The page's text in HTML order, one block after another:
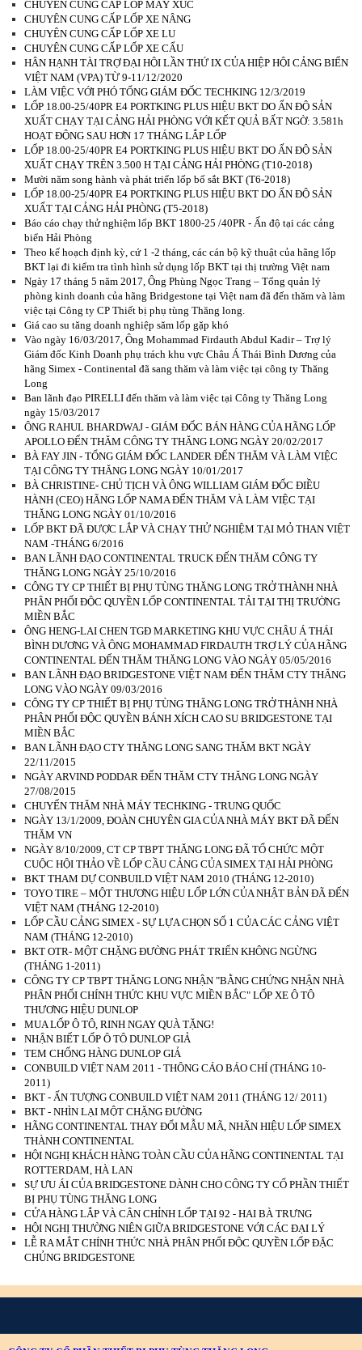
CHUYÊN CUNG CẤP LỐP MÁY XÚC
CHUYÊN CUNG CẤP LỐP XE NÂNG
CHUYÊN CUNG CẤP LỐP XE LU
CHUYÊN CUNG CẤP LỐP XE CẨU
HÂN HẠNH TÀI TRỢ ĐẠI HỘI LẦN THỨ IX CỦA HIỆP HỘI CẢNG BIỂN
VIỆT NAM (VPA) TỪ 9-11/12/2020
LÀM VIỆC VỚI PHÓ TỔNG GIÁM ĐỐC TECHKING 12/3/2019
LỐP 18.00-25/40PR E4 PORTKING PLUS HIỆU BKT DO ẤN ĐỘ SẢN
XUẤT CHẠY TẠI CẢNG HẢI PHÒNG VỚI KẾT QUẢ BẤT NGỜ: 3.581h
HOẠT ĐỘNG SAU HƠN 17 THÁNG LẮP LỐP
LỐP 18.00-25/40PR E4 PORTKING PLUS HIỆU BKT DO ẤN ĐỘ SẢN
XUẤT CHẠY TRÊN 3.500 H TẠI CẢNG HẢI PHÒNG (T10-2018)
Mười năm song hành và phát triển lốp bố sắt BKT (T6-2018)
LỐP 18.00-25/40PR E4 PORTKING PLUS HIỆU BKT DO ẤN ĐỘ SẢN
XUẤT TẠI CẢNG HẢI PHÒNG (T5-2018)
Báo cáo chạy thử nghiệm lốp BKT 1800-25 /40PR - Ấn độ tại các cảng
biển Hải Phòng
Theo kế hoạch định kỳ, cứ 1 -2 tháng, các cán bộ kỹ thuật của hãng lốp
BKT lại đi kiểm tra tình hình sử dụng lốp BKT tại thị trường Việt nam
Ngày 17 tháng 5 năm 2017, Ông Phùng Ngọc Trang – Tổng quản lý
phòng kinh doanh của hãng Bridgestone tại Việt nam đã đến thăm và làm
việc tại Công ty CP Thiết bị phụ tùng Thăng long.
Giá cao su tăng doanh nghiệp săm lốp gặp khó
Vào ngày 16/03/2017, Ông Mohammad Firdauth Abdul Kadir – Trợ lý
Giám đốc Kinh Doanh phụ trách khu vực Châu Á Thái Bình Dương của
hãng Simex - Continental đã sang thăm và làm việc tại công ty Thăng
Long
Ban lãnh đạo PIRELLI đến thăm và làm việc tại Công ty Thăng Long
ngày 15/03/2017
ÔNG RAHUL BHARDWAJ - GIÁM ĐỐC BÁN HÀNG CỦA HÃNG LỐP
APOLLO ĐẾN THĂM CÔNG TY THĂNG LONG NGÀY 20/02/2017
BÀ FAY JIN - TỔNG GIÁM ĐỐC LANDER ĐẾN THĂM VÀ LÀM VIỆC
TẠI CÔNG TY THĂNG LONG NGÀY 10/01/2017
BÀ CHRISTINE- CHỦ TỊCH VÀ ÔNG WILLIAM GIÁM ĐỐC ĐIỀU
HÀNH (CEO) HÃNG LỐP NAMA ĐẾN THĂM VÀ LÀM VIỆC TẠI
THĂNG LONG NGÀY 01/10/2016
LỐP BKT ĐÃ ĐƯỢC LẮP VÀ CHẠY THỬ NGHIỆM TẠI MỎ THAN VIỆT
NAM -THÁNG 6/2016
BAN LÃNH ĐẠO CONTINENTAL TRUCK ĐẾN THĂM CÔNG TY
THĂNG LONG NGÀY 25/10/2016
CÔNG TY CP THIẾT BỊ PHỤ TÙNG THĂNG LONG TRỞ THÀNH NHÀ
PHÂN PHỐI ĐỘC QUYỀN LỐP CONTINENTAL TẢI TẠI THỊ TRƯỜNG
MIỀN BẮC
ÔNG HENG-LAI CHEN TGĐ MARKETING KHU VỰC CHÂU Á THÁI
BÌNH DƯƠNG VÀ ÔNG MOHAMMAD FIRDAUTH TRỢ LÝ CỦA HÃNG
CONTINENTAL ĐẾN THĂM THĂNG LONG VÀO NGÀY 05/05/2016
BAN LÃNH ĐẠO BRIDGESTONE VIỆT NAM ĐẾN THĂM CTY THĂNG
LONG VÀO NGÀY 09/03/2016
CÔNG TY CP THIẾT BỊ PHỤ TÙNG THĂNG LONG TRỞ THÀNH NHÀ
PHÂN PHỐI ĐỘC QUYỀN BÁNH XÍCH CAO SU BRIDGESTONE TẠI
MIỀN BẮC
BAN LÃNH ĐẠO CTY THĂNG LONG SANG THĂM BKT NGÀY
22/11/2015
NGÀY ARVIND PODDAR ĐẾN THĂM CTY THĂNG LONG NGÀY
27/08/2015
CHUYẾN THĂM NHÀ MÁY TECHKING - TRUNG QUỐC
NGÀY 13/1/2009, ĐOÀN CHUYÊN GIA CỦA NHÀ MÁY BKT ĐÃ ĐẾN
THĂM VN
NGÀY 8/10/2009, CT CP TBPT THĂNG LONG ĐÃ TỔ CHỨC MỘT
CUỘC HỘI THẢO VỀ LỐP CẦU CẢNG CỦA SIMEX TẠI HẢI PHÒNG
BKT THAM DỰ CONBUILD VIỆT NAM 2010 (THÁNG 12-2010)
TOYO TIRE – MỘT THƯƠNG HIỆU LỐP LỚN CỦA NHẬT BẢN ĐÃ ĐẾN
VIỆT NAM (THÁNG 12-2010)
LỐP CẦU CẢNG SIMEX - SỰ LỰA CHỌN SỐ 1 CỦA CÁC CẢNG VIỆT
NAM (THÁNG 12-2010)
BKT OTR- MỘT CHẶNG ĐƯỜNG PHÁT TRIỂN KHÔNG NGỪNG
(THÁNG 1-2011)
CÔNG TY CP TBPT THĂNG LONG NHẬN "BẰNG CHỨNG NHẬN NHÀ
PHÂN PHỐI CHÍNH THỨC KHU VỰC MIỀN BẮC" LỐP XE Ô TÔ
THƯƠNG HIỆU DUNLOP
MUA LỐP Ô TÔ, RINH NGAY QUÀ TẶNG!
NHẬN BIẾT LỐP Ô TÔ DUNLOP GIẢ
TEM CHỐNG HÀNG DUNLOP GIẢ
CONBUILD VIỆT NAM 2011 - THÔNG CÁO BÁO CHÍ (THÁNG 10-
2011)
BKT - ẤN TƯỢNG CONBUILD VIỆT NAM 2011 (THÁNG 12/ 2011)
BKT - NHÌN LẠI MỘT CHẶNG ĐƯỜNG
HÃNG CONTINENTAL THAY ĐỔI MẪU MÃ, NHÃN HIỆU LỐP SIMEX
THÀNH CONTINENTAL
HỘI NGHỊ KHÁCH HÀNG TOÀN CẦU CỦA HÃNG CONTINENTAL TẠI
ROTTERDAM, HÀ LAN
SỰ ƯU ÁI CỦA BRIDGESTONE DÀNH CHO CÔNG TY CỔ PHẦN THIẾT
BỊ PHỤ TÙNG THĂNG LONG
CỬA HÀNG LẮP VÀ CÂN CHỈNH LỐP TẠI 92 - HAI BÀ TRƯNG
HỘI NGHỊ THƯỜNG NIÊN GIỮA BRIDGESTONE VỚI CÁC ĐẠI LÝ
LỄ RA MẮT CHÍNH THỨC NHÀ PHÂN PHỐI ĐỘC QUYỀN LỐP ĐẶC
CHỦNG BRIDGESTONE